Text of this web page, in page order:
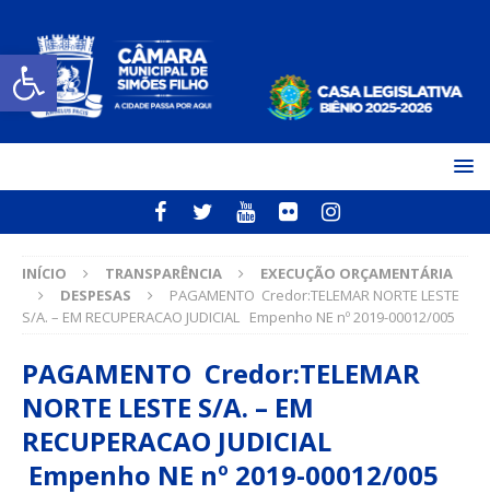
Open toolbar
INÍCIO TRANSPARÊNCIA
EXECUÇÃO ORÇAMENTÁRIA
DESPESAS
PAGAMENTO Credor:TELEMAR NORTE LESTE
S/A. – EM RECUPERACAO JUDICIAL Empenho NE nº 2019-00012/005
PAGAMENTO Credor:TELEMAR
NORTE LESTE S/A. – EM
RECUPERACAO JUDICIAL
Empenho NE nº 2019-00012/005